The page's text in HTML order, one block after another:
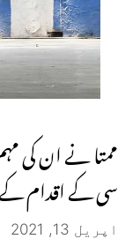
سی کے اقدام کے
اپریل 13, 2021